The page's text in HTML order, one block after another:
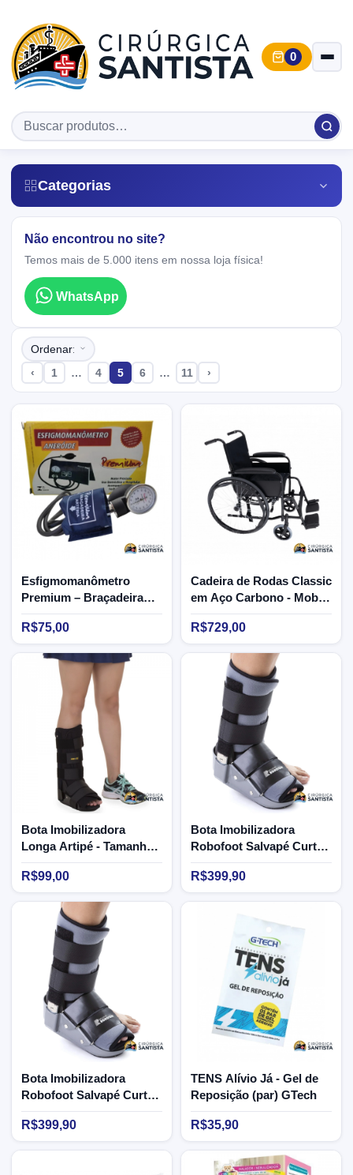
0
Categorias
Não encontrou no site?
Temos mais de 5.000 itens em nossa loja física!
WhatsApp
‹ 1 … 4 5 6 … 11 ›
Esfigmomanômetro
Premium – Braçadeira
em velcro
R$75,00
Cadeira de Rodas Classic
em Aço Carbono - Mobil
Saúde - 100kg
R$729,00
Bota Imobilizadora
Longa Artipé - Tamanho
M
R$99,00
Bota Imobilizadora
Robofoot Salvapé Curta -
Tamanho P
R$399,90
Bota Imobilizadora
Robofoot Salvapé Curta -
Tamanho G
R$399,90
TENS Alívio Já - Gel de
Reposição (par) GTech
R$35,90